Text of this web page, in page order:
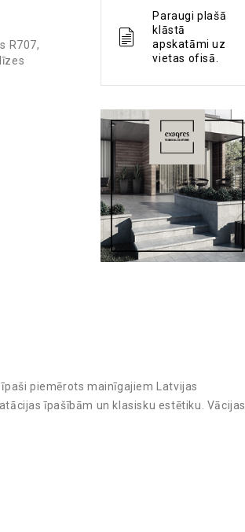
R707,
Paraugi plašā
klāstā
apskatāmi uz
vietas ofisā.
piemērots mainīgajiem Latvijas
īpašībām un klasisku estētiku. Vācijas